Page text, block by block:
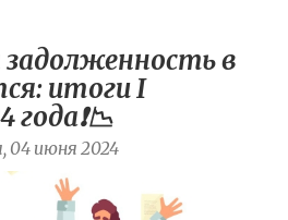
в
итоги I
04 июня 2024